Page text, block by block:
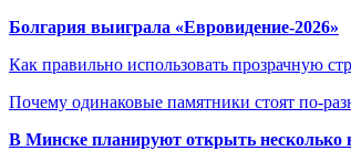
Болгария выиграла «Евровидение-2026»
Как правильно использовать прозрачную
Почему одинаковые памятники стоят по-
В Минске планируют открыть несколько